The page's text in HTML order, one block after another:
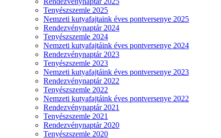
Tenyészszemle 2025
Nemzeti kutyafajtaink éves pontversenye 2025
Rendezvénynaptár 2024
Tenyészszemle 2024
Nemzeti kutyafajtáink éves pontversenye 2024
Rendezvénynaptár 2023
Tenyészszemle 2023
Nemzeti kutyafajtáink éves pontversenye 2023
Rendezvénynaptár 2022
Tenyészszemle 2022
Nemzeti kutyafajtáink éves pontversenye 2022
Rendezvénynaptár 2021
Tenyészszemle 2021
Rendezvénynaptár 2020
Tenyészszemle 2020